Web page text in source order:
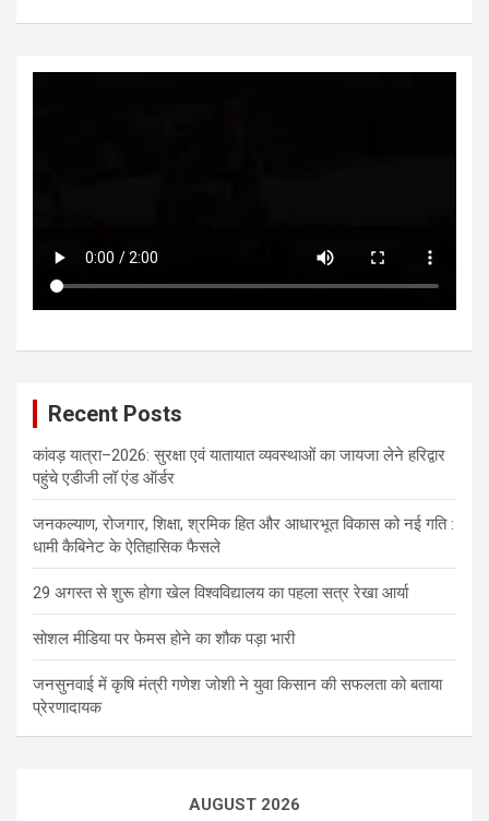
Recent Posts
कांवड़ यात्रा–2026: सुरक्षा एवं यातायात व्यवस्थाओं का जायजा लेने हरिद्वार
पहुंचे एडीजी लॉ एंड ऑर्डर
जनकल्याण, रोजगार, शिक्षा, श्रमिक हित और आधारभूत विकास को नई गति :
धामी कैबिनेट के ऐतिहासिक फैसले
29 अगस्त से शुरू होगा खेल विश्वविद्यालय का पहला सत्र रेखा आर्या
सोशल मीडिया पर फेमस होने का शौक पड़ा भारी
जनसुनवाई में कृषि मंत्री गणेश जोशी ने युवा किसान की सफलता को बताया
प्रेरणादायक
AUGUST 2026